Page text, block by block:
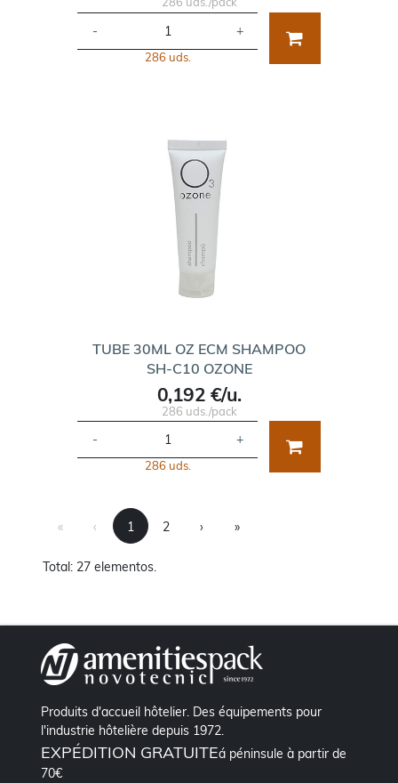
- +
286 uds.
TUBE 30ML OZ ECM SHAMPOO
SH-C10 OZONE
0,192 €/u.
286 uds./pack
- +
286 uds.
«First ‹Previous
1 2 ›Next »Last
Total: 27 elementos.
Produits d'accueil hôtelier. Des équipements pour
l'industrie hôtelière depuis 1972.
EXPÉDITION GRATUITEá péninsule à partir de
70€